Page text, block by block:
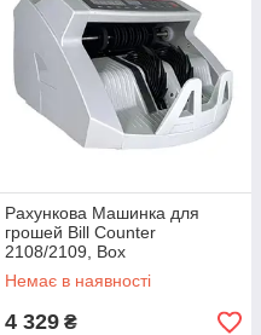
Рахункова Машинка для
грошей Bill Counter
2108/2109, Box
Немає в наявності
4 329 ₴